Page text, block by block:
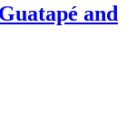
and